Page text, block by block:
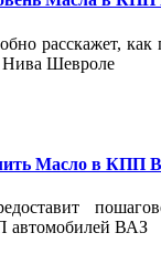
расскажет,
Шевроле
Масло в КПП
автомобилей ВАЗ